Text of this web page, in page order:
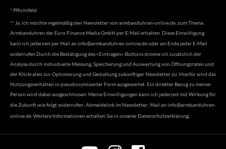
* Pflichtfeld
** Ja, ich möchte regelmäßig den Newsletter von armbanduhren-online.de, zum Thema
Armbanduhren der Euro Finance Media GmbH per E-Mail erhalten. Diese Einwilligung
kann ich jederzeit per Mail an info@armbanduhren-online.deoder am Ende jeder E-Mail
widerrufen.Durch die Bestätigung des «Eintragen»-Buttons stimme ich zusätzlich der
Analyse durch individuelle Messung, Speicherung und Auswertung von Öffnungsraten und
der Klickraten zur Optimierung und Gestaltung zukünftiger Newsletter zu. Hierfür wird das
Nutzungsverhalten in pseudonymisierter Form ausgewertet. Ein direkter Bezug zu meiner
Person wird dabei ausgeschlossen. Meine Einwilligungen kann ich jederzeit mit Wirkung für
die Zukunft wie folgt widerrufen: Abmeldelink im Newsletter; Mail an info@armbanduhren-
online.de. Weitere Informationen erhalten Sie in unserer Datenschutzerklärung.